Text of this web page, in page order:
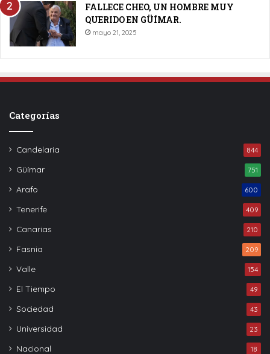
FALLECE CHEO, UN HOMBRE MUY
QUERIDO EN GÜÍMAR.
mayo 21, 2025
Categorías
Candelaria 844
Güímar 751
Arafo 600
Tenerife 409
Canarias 210
Fasnia 209
Valle 154
El Tiempo 49
Sociedad 43
Universidad 23
Nacional 18